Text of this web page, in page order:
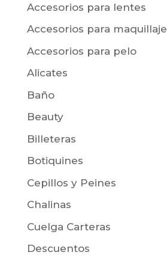
Accesorios para lentes
Accesorios para maquillaje
Accesorios para pelo
Alicates
Baño
Beauty
Billeteras
Botiquines
Cepillos y Peines
Chalinas
Cuelga Carteras
Descuentos